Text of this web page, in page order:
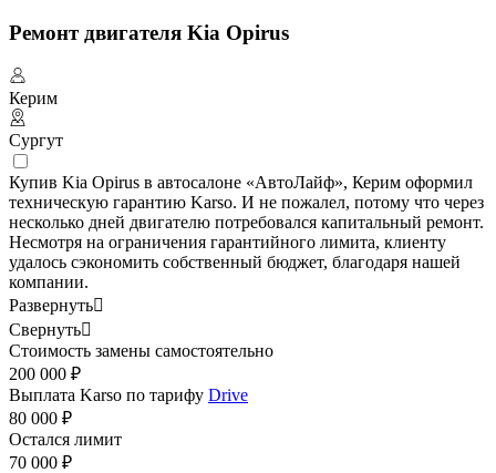
Ремонт двигателя Kia Opirus
Керим
Сургут
Купив Kia Opirus в автосалоне «АвтоЛайф», Керим оформил
техническую гарантию Karso. И не пожалел, потому что через
несколько дней двигателю потребовался капитальный ремонт.
Несмотря на ограничения гарантийного лимита, клиенту
удалось сэкономить собственный бюджет, благодаря нашей
компании.
Развернуть
Свернуть
Стоимость замены самостоятельно
200 000 ₽
Выплата Karso по тарифу Drive
80 000 ₽
Остался лимит
70 000 ₽